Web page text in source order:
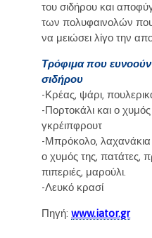
του σιδήρου και
των πολυφαινολών που
να μειώσει λίγο την
Τρόφιμα που
σιδήρου
-Κρέας, ψάρι,
-Πορτοκάλι και ο
γκρέιπφρουτ
-Μπρόκολο,
ο χυμός της, πατάτες,
πιπεριές, μαρούλι.
-Λευκό κρασί
Πηγή:www.iator.gr